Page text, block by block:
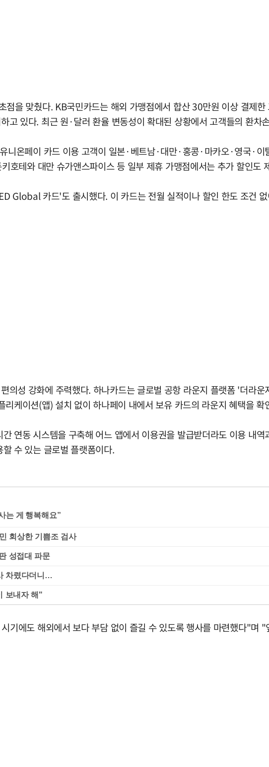
점을 맞췄다. KB국민카드는 해외 가맹점에서 합산 30만원 이상 결제
고 있다. 최근 원·달러 환율 변동성이 확대된 상황에서 고객들의 환차
니온페이 카드 이용 고객이 일본·베트남·대만·홍콩·마카오·영국·
호테와 대만 슈가앤스파이스 등 일부 제휴 가맹점에서는 추가 할인도
Global 카드'도 출시했다. 이 카드는 전월 실적이나 할인 한도 조건
의성 강화에 주력했다. 하나카드는 글로벌 공항 라운지 플랫폼 '더라
리케이션(앱) 설치 없이 하나페이 내에서 보유 카드의 라운지 혜택을
연동 시스템을 구축해 어느 앱에서 이용권을 발급받더라도 이용 내
수 있는 글로벌 플랫폼이다.
회상한 기쁨조 검사
성접대 파문
차렸다더니…
보내자 해"
기에도 해외에서 보다 부담 없이 즐길 수 있도록 행사를 마련했다"며